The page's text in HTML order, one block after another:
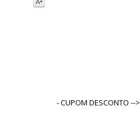
- CUPOM DESCONTO -->